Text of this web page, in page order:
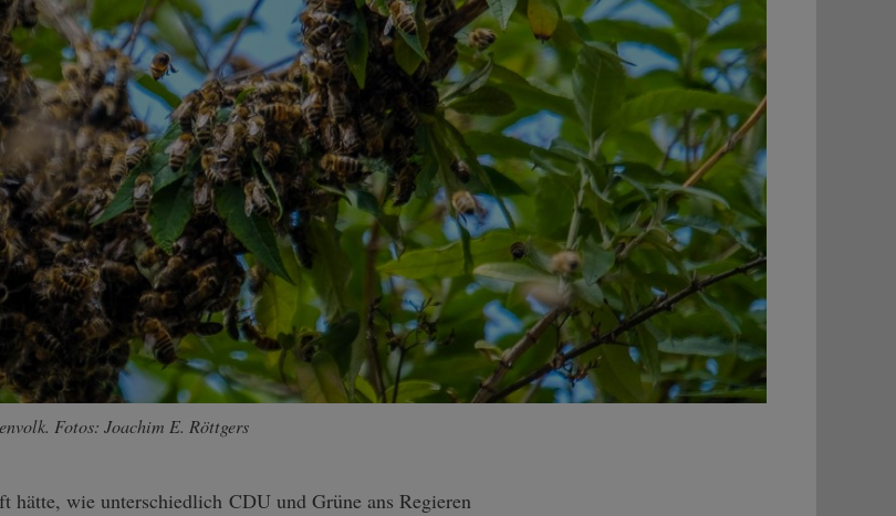
Fotos: Joachim E. Röttgers
hätte, wie unterschiedlich CDU und Grüne ans Regieren